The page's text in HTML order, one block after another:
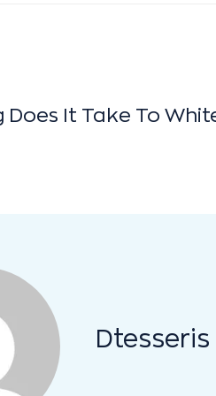
Does It Take To
Dtesseris